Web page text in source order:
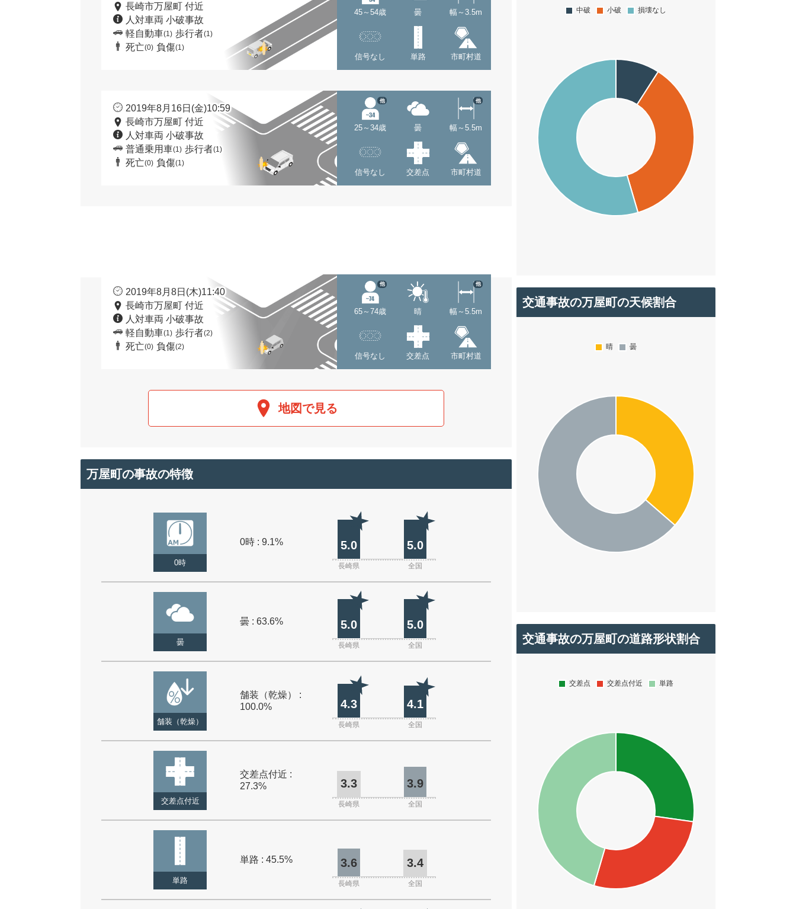
長崎市万屋町 付近
人対車両 小破事故
軽自動車(1) 歩行者(1)
死亡(0) 負傷(1)
45～54歳 曇 幅～3.5m
信号なし 単路 市町村道
2019年8月16日(金)10:59
長崎市万屋町 付近
人対車両 小破事故
普通乗用車(1) 歩行者(1)
死亡(0) 負傷(1)
25～34歳
他
曇 幅～5.5m
他
信号なし 交差点 市町村道
2019年8月8日(木)11:40
長崎市万屋町 付近
人対車両 小破事故
軽自動車(1) 歩行者(2)
死亡(0) 負傷(2)
65～74歳
他
晴 幅～5.5m
他
信号なし 交差点 市町村道
地図で見る
万屋町の事故の特徴
0時
0時 : 9.1% 5.0 5.0
長崎県 全国
曇
曇 : 63.6% 5.0 5.0
長崎県 全国
舗装（乾燥）
舗装（乾燥） :
100.0%
4.3 4.1
長崎県 全国
交差点付近
交差点付近 :
27.3%
3.3 3.9
長崎県 全国
単路
単路 : 45.5% 3.6 3.4
長崎県 全国
交通事故の万屋町の天候割合
交通事故の万屋町の道路形状割合